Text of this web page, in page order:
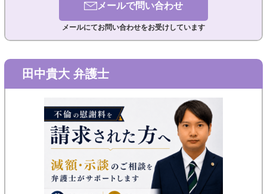
メールで問い合わせ
メールにてお問い合わせをお受けしています
田中貴大 弁護士